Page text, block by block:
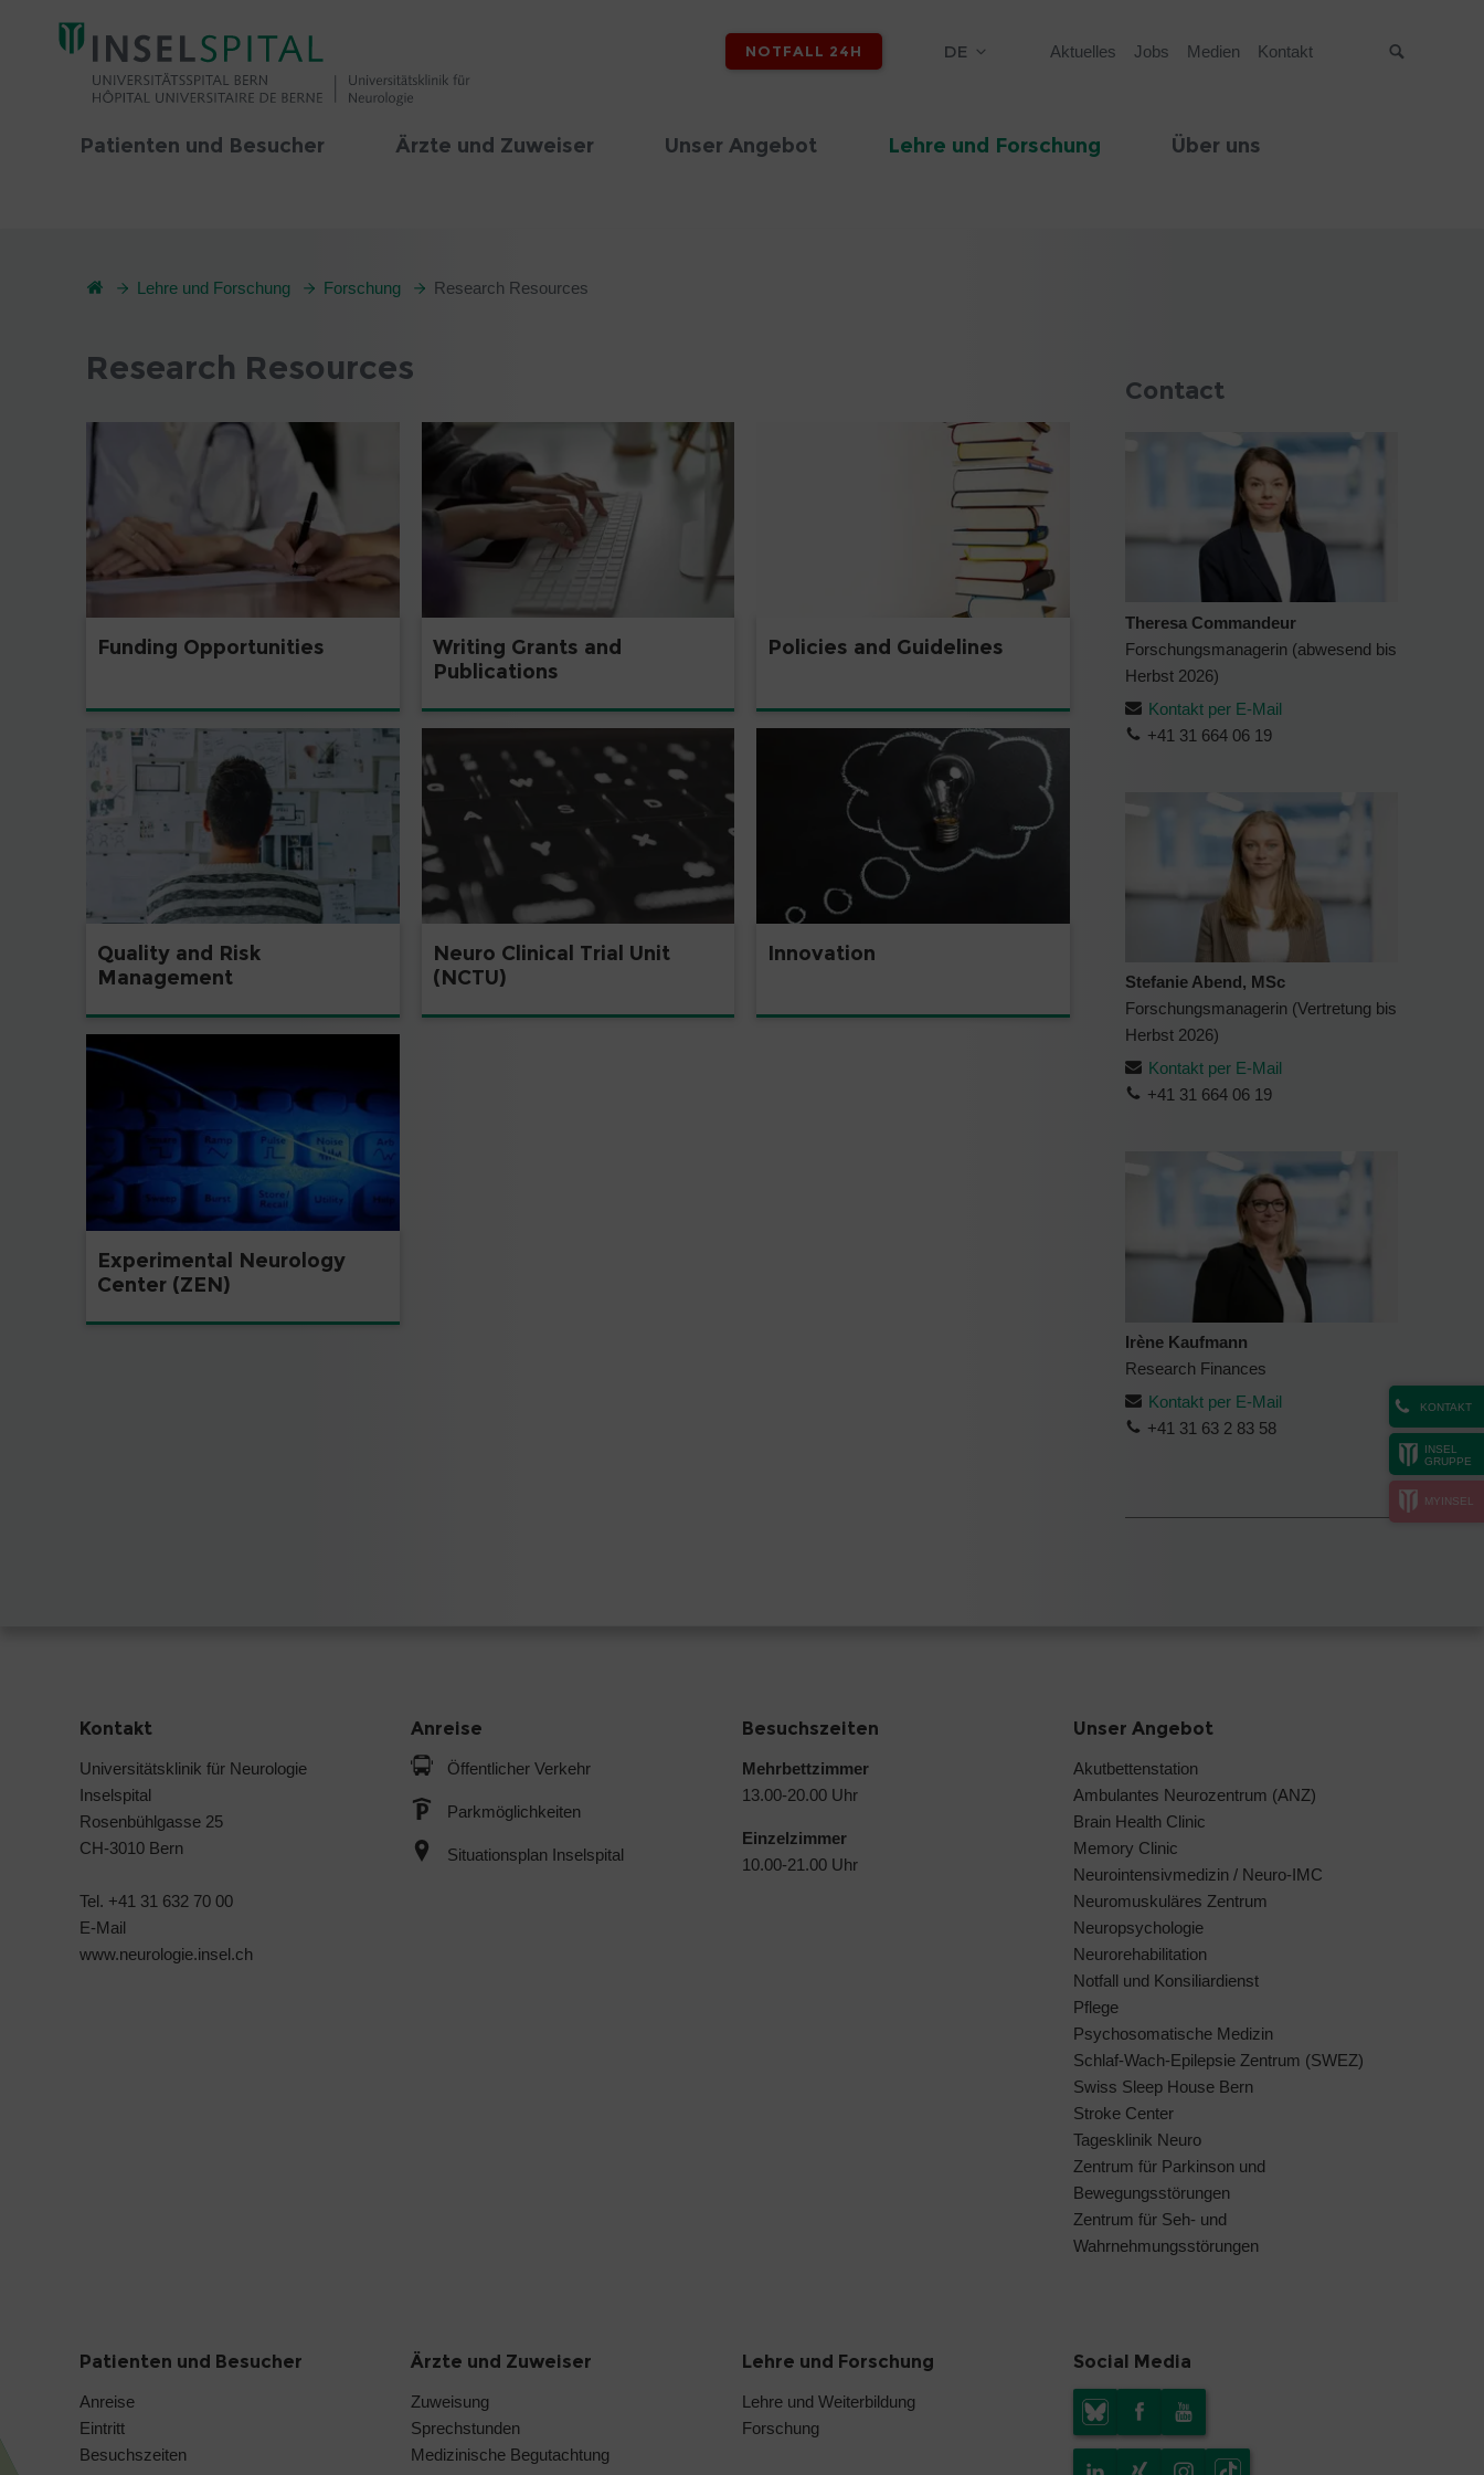
NOTFALL 24H DE Aktuelles Jobs Medien Kontakt
Patienten und Besucher Ärzte und Zuweiser Unser Angebot Lehre und Forschung Über uns
KONTAKT
INSEL
GRUPPE
MYINSEL
Lehre und Forschung Forschung Research Resources
Research Resources
Funding Opportunities
Writing Grants and
Publications
Policies and Guidelines
Quality and Risk
Management
Neuro Clinical Trial Unit
(NCTU)
Innovation
Experimental Neurology
Center (ZEN)
Contact
Theresa Commandeur
Forschungsmanagerin (abwesend bis
Herbst 2026)
Kontakt per E-Mail
+41 31 664 06 19
Stefanie Abend, MSc
Forschungsmanagerin (Vertretung bis
Herbst 2026)
Kontakt per E-Mail
+41 31 664 06 19
Irène Kaufmann
Research Finances
Kontakt per E-Mail
+41 31 63 2 83 58
Kontakt
Universitätsklinik für Neurologie
Inselspital
Rosenbühlgasse 25
CH-3010 Bern
Tel. +41 31 632 70 00
E-Mail
www.neurologie.insel.ch
Anreise
Öffentlicher Verkehr
Parkmöglichkeiten
Situationsplan Inselspital
Besuchszeiten
Mehrbettzimmer
13.00-20.00 Uhr
Einzelzimmer
10.00-21.00 Uhr
Unser Angebot
Akutbettenstation
Ambulantes Neurozentrum (ANZ)
Brain Health Clinic
Memory Clinic
Neurointensivmedizin / Neuro-IMC
Neuromuskuläres Zentrum
Neuropsychologie
Neurorehabilitation
Notfall und Konsiliardienst
Pflege
Psychosomatische Medizin
Schlaf-Wach-Epilepsie Zentrum (SWEZ)
Swiss Sleep House Bern
Stroke Center
Tagesklinik Neuro
Zentrum für Parkinson und
Bewegungsstörungen
Zentrum für Seh- und
Wahrnehmungsstörungen
Patienten und Besucher
Anreise
Eintritt
Besuchszeiten
Ärzte und Zuweiser
Zuweisung
Sprechstunden
Medizinische Begutachtung
Lehre und Forschung
Lehre und Weiterbildung
Forschung
Social Media